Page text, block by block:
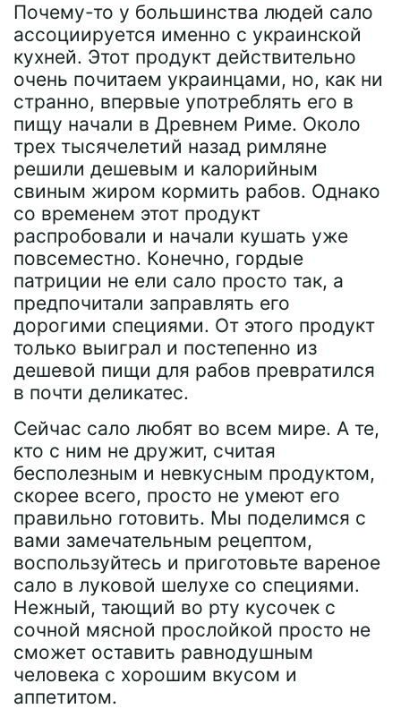
Почему-то у большинства людей сало
ассоциируется именно с украинской
кухней. Этот продукт действительно
очень почитаем украинцами, но, как ни
странно, впервые употреблять его в
пищу начали в Древнем Риме. Около
трех тысячелетий назад римляне
решили дешевым и калорийным
свиным жиром кормить рабов. Однако
со временем этот продукт
распробовали и начали кушать уже
повсеместно. Конечно, гордые
патриции не ели сало просто так, а
предпочитали заправлять его
дорогими специями. От этого продукт
только выиграл и постепенно из
дешевой пищи для рабов превратился
в почти деликатес.
Сейчас сало любят во всем мире. А те,
кто с ним не дружит, считая
бесполезным и невкусным продуктом,
скорее всего, просто не умеют его
правильно готовить. Мы поделимся с
вами замечательным рецептом,
воспользуйтесь и приготовьте вареное
сало в луковой шелухе со специями.
Нежный, тающий во рту кусочек с
сочной мясной прослойкой просто не
сможет оставить равнодушным
человека с хорошим вкусом и
аппетитом.